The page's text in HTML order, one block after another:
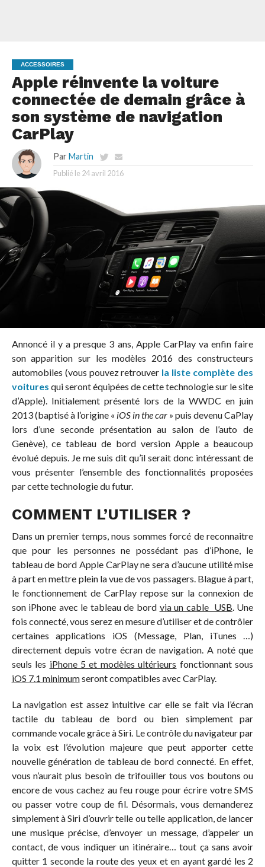
ACCESSOIRES
Apple réinvente la voiture
connectée de demain grâce à
son système de navigation
CarPlay
Par Martin
Publié le 24 avril 2016
Annoncé il y a presque 3 ans, Apple CarPlay va enfin faire
son apparition sur les modèles 2016 des constructeurs
automobiles (vous pouvez retrouver la liste complète des
voitures qui seront équipées de cette technologie sur le site
d’Apple). Initialement présenté lors de la WWDC en juin
2013 (baptisé à l’origine « iOS in the car » puis devenu CaPlay
lors d’une seconde présentation au salon de l’auto de
Genève), ce tableau de bord version Apple a beaucoup
évolué depuis. Je me suis dit qu’il serait donc intéressant de
vous présenter l’ensemble des fonctionnalités proposées
par cette technologie du futur.
COMMENT L’UTILISER ?
Dans un premier temps, nous sommes forcé de reconnaitre
que pour les personnes ne possédant pas d’iPhone, le
tableau de bord Apple CarPlay ne sera d’aucune utilité mise
à part en mettre plein la vue de vos passagers. Blague à part,
le fonctionnement de CarPlay repose sur la connexion de
son iPhone avec le tableau de bord via un cable USB. Une
fois connecté, vous serez en mesure d’utiliser et de contrôler
certaines applications iOS (Message, Plan, iTunes …)
directement depuis votre écran de navigation. A noté que
seuls les iPhone 5 et modèles ultérieurs fonctionnant sous
iOS 7.1 minimumseront compatibles avec CarPlay.
La navigation est assez intuitive car elle se fait via l’écran
tactile du tableau de bord ou bien simplement par
commande vocale grâce à Siri. Le contrôle du navigateur par
la voix est l’évolution majeure que peut apporter cette
nouvelle génération de tableau de bord connecté. En effet,
vous n’aurait plus besoin de trifouiller tous vos boutons ou
encore de vous cachez au feu rouge pour écrire votre SMS
ou passer votre coup de fil. Désormais, vous demanderez
simplement à Siri d’ouvrir telle ou telle application, de lancer
une musique précise, d’envoyer un message, d’appeler un
contact, de vous indiquer un itinéraire… tout ça sans avoir
quitter 1 seconde la route des yeux et en ayant gardé les 2